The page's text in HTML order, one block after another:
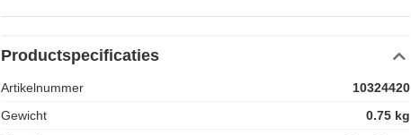
Productspecificaties
Artikelnummer
10324420
Gewicht
0.75 kg